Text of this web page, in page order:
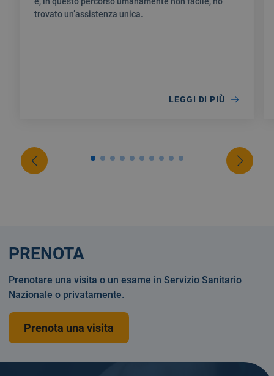
trovato un’assistenza unica.
LEGGI DI PIÙ
PRENOTA
Prenotare una visita o un esame in Servizio Sanitario
Nazionale o privatamente.
Prenota una visita